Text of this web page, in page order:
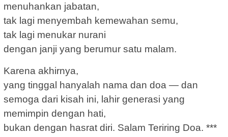
menuhankan jabatan,
tak lagi menyembah kemewahan semu,
tak lagi menukar nurani
dengan janji yang berumur satu malam.
Karena akhirnya,
yang tinggal hanyalah nama dan doa — dan
semoga dari kisah ini, lahir generasi yang
memimpin dengan hati,
bukan dengan hasrat diri. Salam Teriring Doa. ***